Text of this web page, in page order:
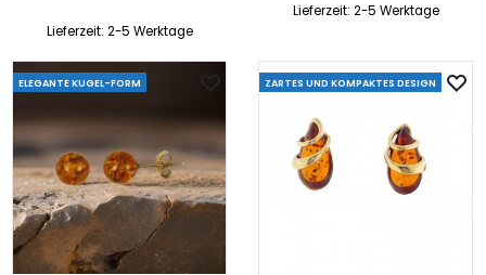
Lieferzeit: 2-5 Werktage
Lieferzeit: 2-5 Werktage
ELEGANTE KUGEL-FORM ZARTES UND KOMPAKTES DESIGN